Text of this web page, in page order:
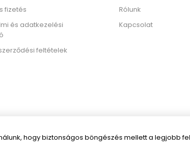
fizetés
és adatkezelési
feltételek
Rólunk
Kapcsolat
hogy biztonságos böngészés mellett a legjobb